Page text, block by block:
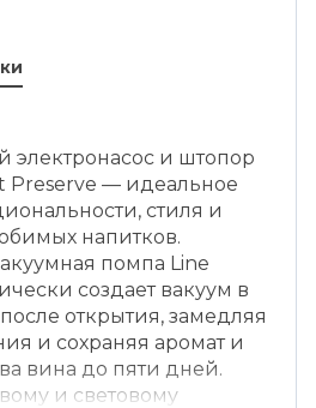
электронасос и штопор
Preserve — идеальное
стиля и
напитков.
помпа Line
создает вакуум в
открытия, замедляя
и сохраняя аромат и
вина до пяти дней.
и световому